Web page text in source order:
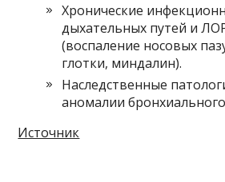
Хронические
дыхательных путей и
(воспаление носовых
глотки, миндалин).
Наследственные
аномалии
Источник